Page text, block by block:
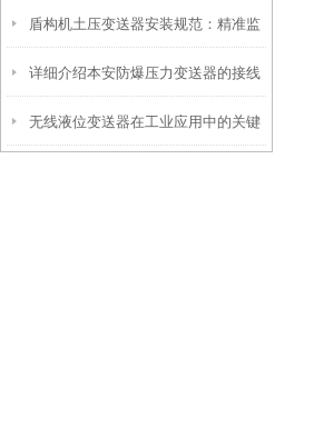
业安全中的重要性
盾构机土压变送器安装规范：精准监
测，安全施工的保障
详细介绍本安防爆压力变送器的接线
方法
无线液位变送器在工业应用中的关键